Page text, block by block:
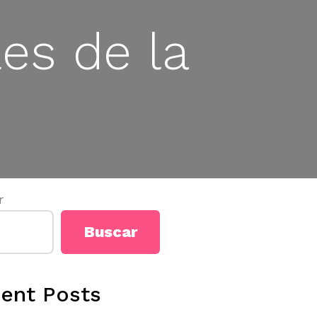
de la
Buscar
Posts